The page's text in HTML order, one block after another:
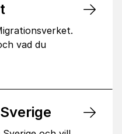
vad du